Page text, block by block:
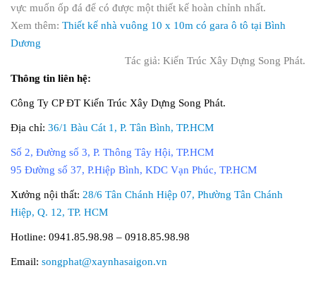
vực muốn ốp đá để có được một thiết kế hoàn chỉnh nhất.
Xem thêm: Thiết kế nhà vuông 10 x 10m có gara ô tô tại Bình
Dương
Tác giả: Kiến Trúc Xây Dựng Song Phát.
Thông tin liên hệ:
Công Ty CP ĐT Kiến Trúc Xây Dựng Song Phát.
Địa chỉ: 36/1 Bàu Cát 1, P. Tân Bình, TP.HCM
Số 2, Đường số 3, P. Thông Tây Hội, TP.HCM
95 Đường số 37, P.Hiệp Bình, KDC Vạn Phúc, TP.HCM
Xưởng nội thất: 28/6 Tân Chánh Hiệp 07, Phường Tân Chánh
Hiệp, Q. 12, TP. HCM
Hotline: 0941.85.98.98 – 0918.85.98.98
Email: songphat@xaynhasaigon.vn